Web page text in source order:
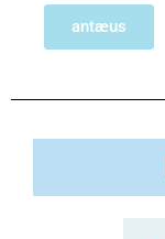
antæus